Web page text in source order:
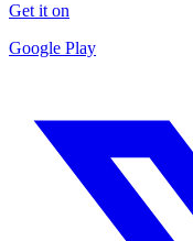
Get it on
Google Play